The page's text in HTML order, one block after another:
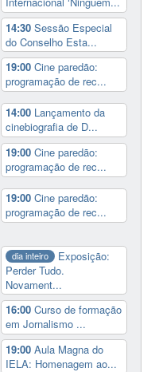
14:30Sessão Especial
do Conselho Esta...
19:00Cine paredão:
programação de rec...
14:00 Lançamento da
cinebiografia de D...
19:00Cine paredão:
programação de rec...
19:00Cine paredão:
programação de rec...
dia inteiro
Exposição:
Perder Tudo.
Novament...
16:00Curso de formação
em Jornalismo ...
19:00Aula Magna do
IELA: Homenagem ao...